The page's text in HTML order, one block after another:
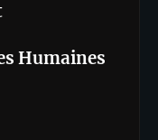
Humaines